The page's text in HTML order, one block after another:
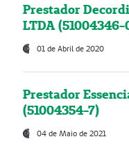
Prestador
LTDA (51004346-
01 de Abril de 2020
Prestador
(51004354-7)
04 de Maio de 2021